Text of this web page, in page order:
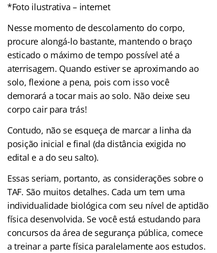
*Foto ilustrativa – internet
Nesse momento de descolamento do corpo,
procure alongá-lo bastante, mantendo o braço
esticado o máximo de tempo possível até a
aterrisagem. Quando estiver se aproximando ao
solo, flexione a pena, pois com isso você
demorará a tocar mais ao solo. Não deixe seu
corpo cair para trás!
Contudo, não se esqueça de marcar a linha da
posição inicial e final (da distância exigida no
edital e a do seu salto).
Essas seriam, portanto, as considerações sobre o
TAF. São muitos detalhes. Cada um tem uma
individualidade biológica com seu nível de aptidão
física desenvolvida. Se você está estudando para
concursos da área de segurança pública, comece
a treinar a parte física paralelamente aos estudos.